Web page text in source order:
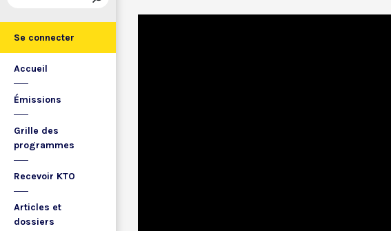
Se connecter
Accueil
Émissions
Grille des
programmes
Recevoir KTO
Articles et
dossiers